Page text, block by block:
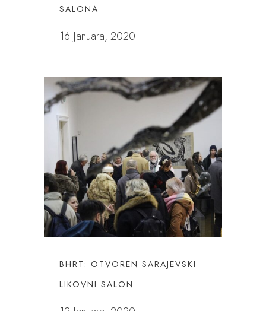
SALONA
16 Januara, 2020
BHRT: OTVOREN SARAJEVSKI
LIKOVNI SALON